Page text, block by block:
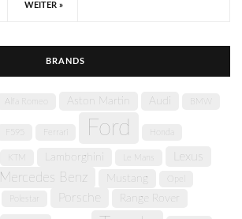
WEITER »
BRANDS
Alfa Romeo Aston Martin BMW
Ford
Lamborghini Lexus
Mercedes Benz Mustang
Porsche Range Rover